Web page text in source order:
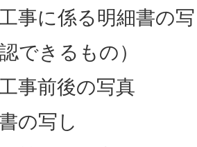
事に係る明細書の
できるもの）
事前後の写真
の写し